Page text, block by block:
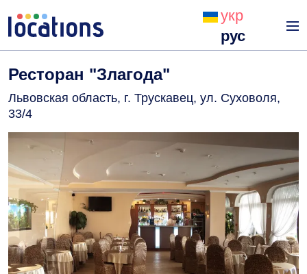
укр
рус
Ресторан "Злагода"
Львовская область, г. Трускавец, ул. Суховоля,
33/4